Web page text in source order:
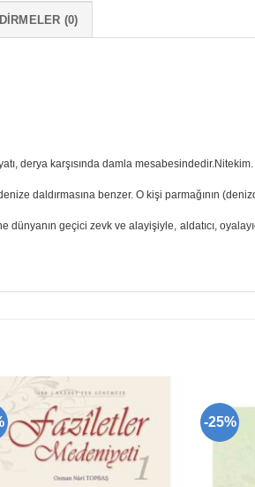
(0)
derya karşısında damla
daldırmasına benzer. O kişi parmağının
geçici zevk ve alayişiyle, aldatıcı,
Add to
-25%